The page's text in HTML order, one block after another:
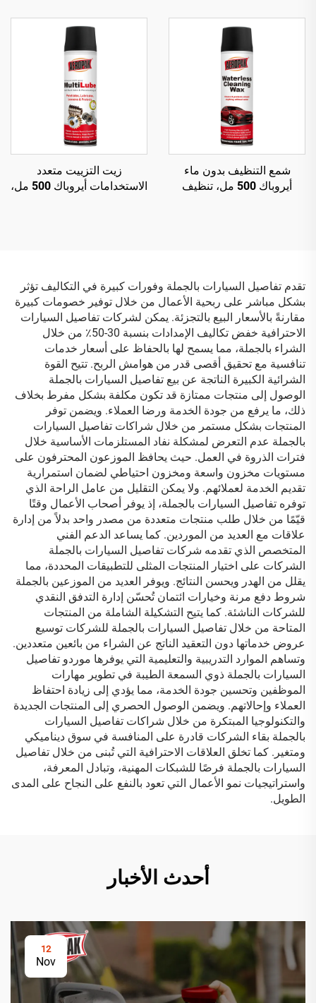
فركًا أو جهدًا كبيرًا
شمع التنظيف بدون ماء
أيروباك 500 مل، تنظيف
زيت التزييت متعدد
الاستخدامات أيروباك 500 مل،
تقدم تفاصيل السيارات بالجملة وفورات كبيرة في التكاليف تؤثر
بشكل مباشر على ربحية الأعمال من خلال توفير خصومات كبيرة
مقارنةً بالأسعار البيع بالتجزئة. يمكن لشركات تفاصيل السيارات
الاحترافية خفض تكاليف الإمدادات بنسبة 30-50٪ من خلال
الشراء بالجملة، مما يسمح لها بالحفاظ على أسعار خدمات
تنافسية مع تحقيق أقصى قدر من هوامش الربح. تتيح القوة
الشرائية الكبيرة الناتجة عن بيع تفاصيل السيارات بالجملة
الوصول إلى منتجات ممتازة قد تكون مكلفة بشكل مفرط بخلاف
ذلك، ما يرفع من جودة الخدمة ورضا العملاء. ويضمن توفر
المنتجات بشكل مستمر من خلال شراكات تفاصيل السيارات
بالجملة عدم التعرض لمشكلة نفاد المستلزمات الأساسية خلال
فترات الذروة في العمل. حيث يحافظ الموزعون المحترفون على
مستويات مخزون واسعة ومخزون احتياطي لضمان استمرارية
تقديم الخدمة لعملائهم. ولا يمكن التقليل من عامل الراحة الذي
توفره تفاصيل السيارات بالجملة، إذ يوفر أصحاب الأعمال وقتًا
قيّمًا من خلال طلب منتجات متعددة من مصدر واحد بدلاً من إدارة
علاقات مع العديد من الموردين. كما يساعد الدعم الفني
المتخصص الذي تقدمه شركات تفاصيل السيارات بالجملة
الشركات على اختيار المنتجات المثلى للتطبيقات المحددة، مما
يقلل من الهدر ويحسن النتائج. ويوفر العديد من الموزعين بالجملة
شروط دفع مرنة وخيارات ائتمان تُحسّن إدارة التدفق النقدي
للشركات الناشئة. كما يتيح التشكيلة الشاملة من المنتجات
المتاحة من خلال تفاصيل السيارات بالجملة للشركات توسيع
عروض خدماتها دون التعقيد الناتج عن الشراء من بائعين متعددين.
وتساهم الموارد التدريبية والتعليمية التي يوفرها موردو تفاصيل
السيارات بالجملة ذوي السمعة الطيبة في تطوير مهارات
الموظفين وتحسين جودة الخدمة، مما يؤدي إلى زيادة احتفاظ
العملاء وإحالاتهم. ويضمن الوصول الحصري إلى المنتجات الجديدة
والتكنولوجيا المبتكرة من خلال شراكات تفاصيل السيارات
بالجملة بقاء الشركات قادرة على المنافسة في سوق ديناميكي
ومتغير. كما تخلق العلاقات الاحترافية التي تُبنى من خلال تفاصيل
السيارات بالجملة فرصًا للشبكات المهنية، وتبادل المعرفة،
واستراتيجيات نمو الأعمال التي تعود بالنفع على النجاح على المدى
الطويل.
أحدث الأخبار
12
Nov